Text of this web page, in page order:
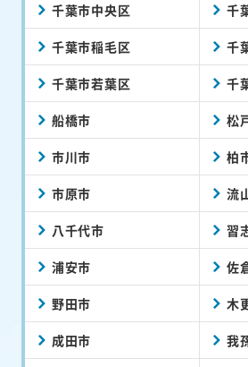
千葉市中央区 千
千葉市稲毛区 千
千葉市若葉区 千
船橋市 松
市川市 柏
市原市 流
八千代市 習
浦安市 佐
野田市 木
成田市 我